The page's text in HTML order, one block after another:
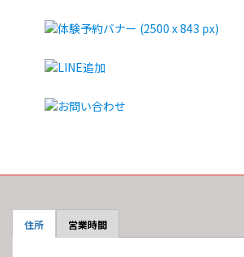
住所 営業時間